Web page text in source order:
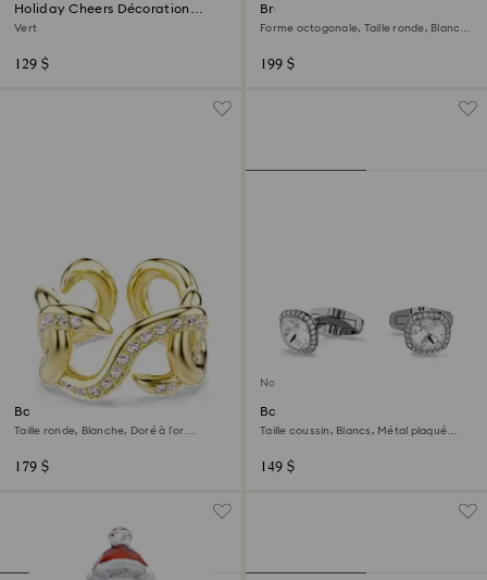
Holiday Cheers Décoration
Casse-noisettes
Vert
129 $
Bracelet-jonc Dextera
Forme octogonale, Taille ronde, Blanc,
199 $
Bague ouverte Dextera
Taille ronde, Blanche, Doré à l’or
179 $
Nouveau
Boutons de manchettes Una
Angelic
Taille coussin, Blancs, Métal plaqué
149 $